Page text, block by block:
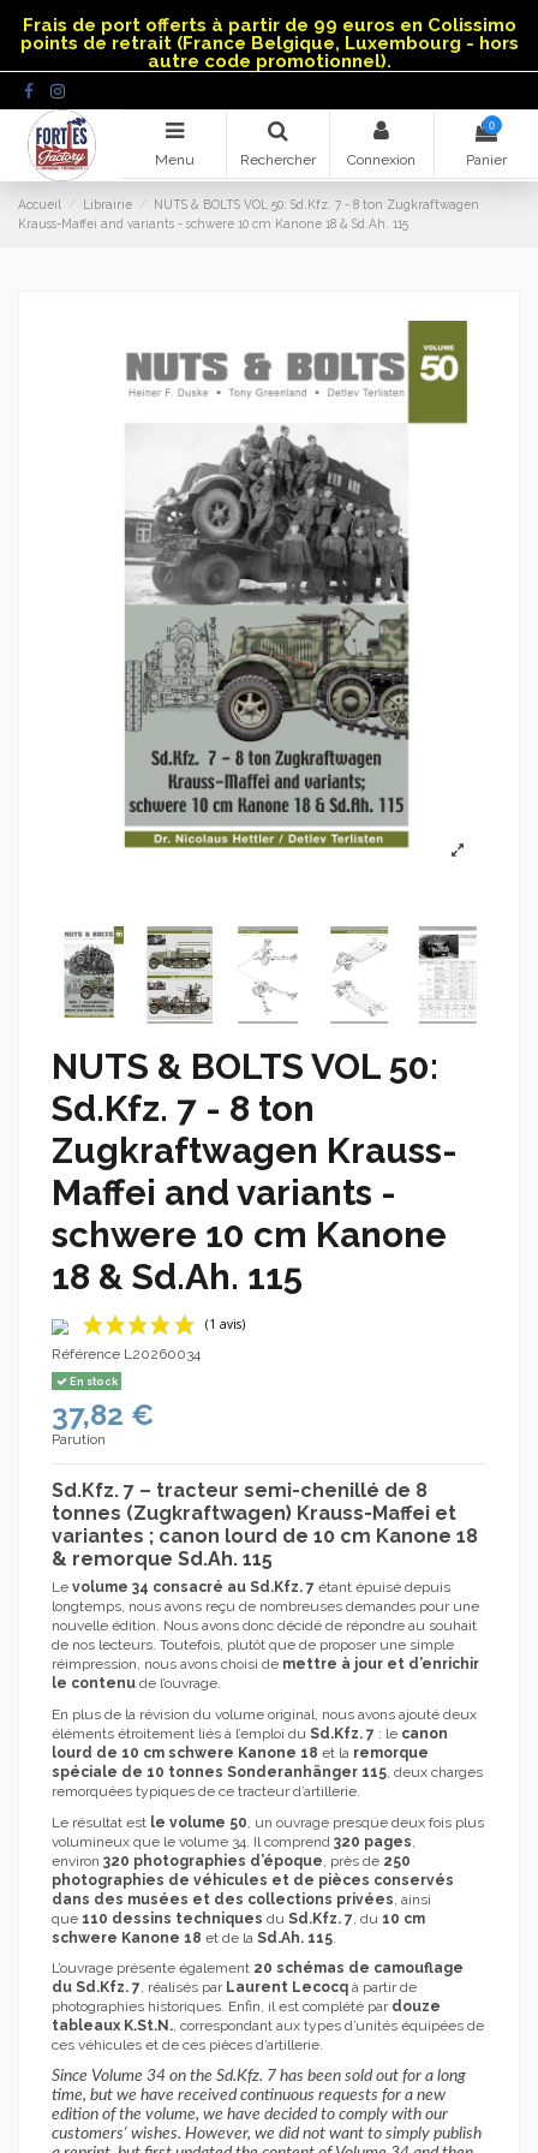
Frais de port offerts à partir de 99 euros en Colissimo
points de retrait (France Belgique, Luxembourg - hors
autre code promotionnel).
Menu Rechercher Connexion
0
Panier
Accueil Librairie
NUTS & BOLTS VOL 50: Sd.Kfz. 7 - 8 ton Zugkraftwagen
Krauss-Maffei and variants - schwere 10 cm Kanone 18 & Sd.Ah. 115
NUTS & BOLTS VOL 50:
Sd.Kfz. 7 - 8 ton
Zugkraftwagen Krauss-
Maffei and variants -
schwere 10 cm Kanone
18 & Sd.Ah. 115
(1 avis)
Référence L20260034
En stock
37,82 €
Parution
Sd.Kfz. 7 – tracteur semi-chenillé de 8
tonnes (Zugkraftwagen) Krauss-Maffei et
variantes ; canon lourd de 10 cm Kanone 18
& remorque Sd.Ah. 115
Le volume 34 consacré au Sd.Kfz. 7 étant épuisé depuis
longtemps, nous avons reçu de nombreuses demandes pour une
nouvelle édition. Nous avons donc décidé de répondre au souhait
de nos lecteurs. Toutefois, plutôt que de proposer une simple
réimpression, nous avons choisi de mettre à jour et d’enrichir
le contenu de l’ouvrage.
En plus de la révision du volume original, nous avons ajouté deux
éléments étroitement liés à l’emploi du Sd.Kfz. 7 : le canon
lourd de 10 cm schwere Kanone 18 et la remorque
spéciale de 10 tonnes Sonderanhänger 115, deux charges
remorquées typiques de ce tracteur d’artillerie.
Le résultat est le volume 50 , un ouvrage presque deux fois plus
volumineux que le volume 34. Il comprend 320 pages
environ 320 photographies d’époque , près de 250
photographies de véhicules et de pièces conservés
dans des musées et des collections privées , ainsi
que 110 dessins techniques du Sd.Kfz. 7 , du 10 cm
schwere Kanone 18 et de la Sd.Ah. 115
L’ouvrage présente également 20 schémas de camouflage
du Sd.Kfz. 7, réalisés par Laurent Lecocq à partir de
photographies historiques. Enfin, il est complété par douze
tableaux K.St.N., correspondant aux types d’unités équipées de
ces véhicules et de ces pièces d’artillerie.
Since Volume 34 on the Sd.Kfz. 7 has been sold out for a long
time, but we have received continuous requests for a new
edition of the volume, we have decided to comply with our
customers' wishes. However, we did not want to simply publish